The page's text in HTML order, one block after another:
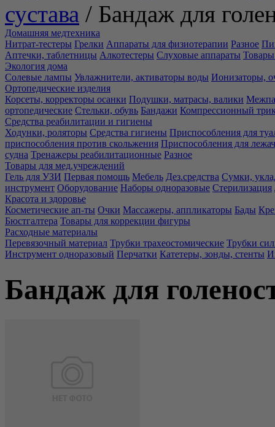
сустава / Бандаж для
Домашняя медтехника
Нитрат-тестеры Грелки Аппараты для физиотерапии Разное
Аптечки, таблетницы Алкотестеры Слуховые аппараты Товары
Экология дома
Солевые лампы Увлажнители, активаторы воды Ионизаторы,
Ортопедические изделия
Корсеты, корректоры осанки Подушки, матрасы, валики
ортопедические Стельки, обувь Бандажи Компрессионный
Средства реабилитации и гигиены
Ходунки, роляторы Средства гигиены Приспособления для
приспособления против скольжения Приспособления для
судна Тренажеры реабилитационные Разное
Товары для мед.учреждений
Гель для УЗИ Первая помощь Мебель Дез.средства Сумки,
инструмент Оборудование Наборы одноразовые Стерилизация
Красота и здоровье
Косметические ап-ты Очки Массажеры, аппликаторы Бады
Бюстгалтера Товары для коррекции фигуры
Расходные материалы
Перевязочный материал Трубки трахеостомические Трубки
Инструмент одноразовый Перчатки Катетеры, зонды, стенты
Бандаж для